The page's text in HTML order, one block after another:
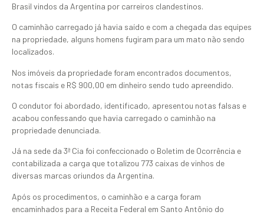
Brasil vindos da Argentina por carreiros clandestinos.
O caminhão carregado já havia saído e com a chegada das equipes
na propriedade, alguns homens fugiram para um mato não sendo
localizados.
Nos imóveis da propriedade foram encontrados documentos,
notas fiscais e R$ 900,00 em dinheiro sendo tudo apreendido.
O condutor foi abordado, identificado, apresentou notas falsas e
acabou confessando que havia carregado o caminhão na
propriedade denunciada.
Já na sede da 3ª Cia foi confeccionado o Boletim de Ocorrência e
contabilizada a carga que totalizou 773 caixas de vinhos de
diversas marcas oriundos da Argentina.
Após os procedimentos, o caminhão e a carga foram
encaminhados para a Receita Federal em Santo Antônio do